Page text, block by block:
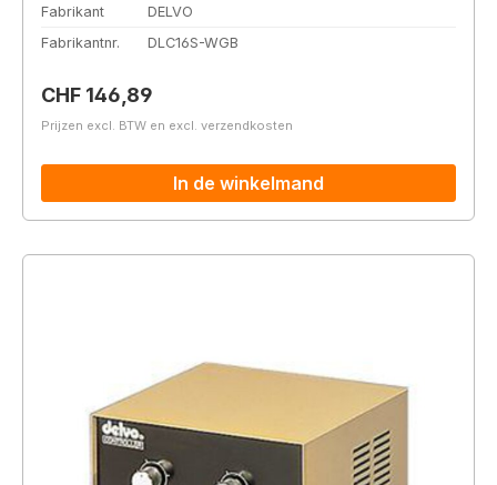
Fabrikant
DELVO
Fabrikantnr.
DLC16S-WGB
Normale prijs:
CHF 146,89
Prijzen excl. BTW en excl. verzendkosten
In de winkelmand